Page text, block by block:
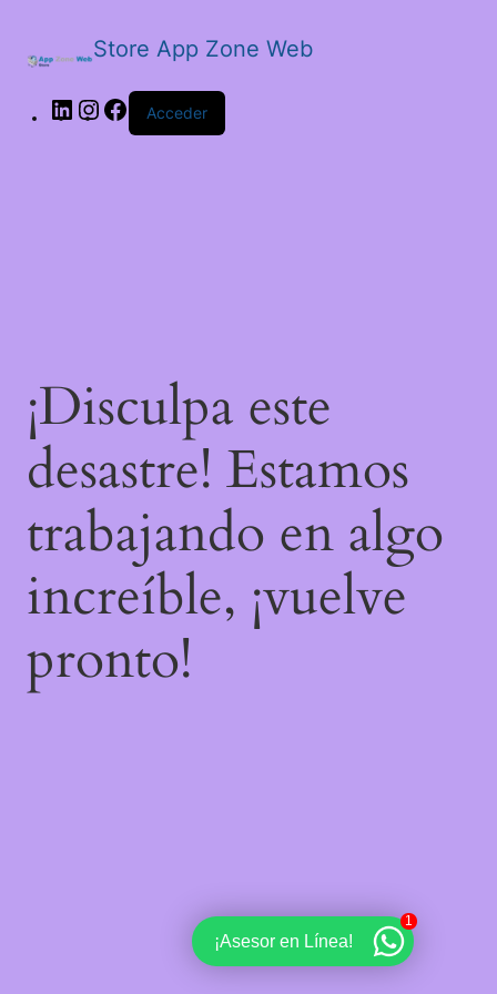
Store App Zone Web
LinkedInInstagram
Facebook
Acceder
¡Disculpa este
desastre! Estamos
trabajando en algo
increíble, ¡vuelve
pronto!
¡Asesor en Línea!
1